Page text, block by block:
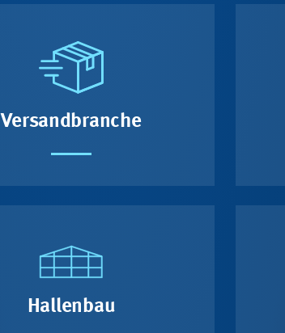
Versandbranche
Hallenbau